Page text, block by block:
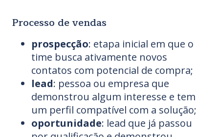
Processo de vendas
prospecção: etapa inicial em que o
time busca ativamente novos
contatos com potencial de compra;
lead: pessoa ou empresa que
demonstrou algum interesse e tem
um perfil compatível com a solução;
oportunidade: lead que já passou